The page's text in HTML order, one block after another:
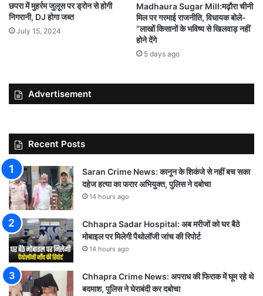
छपरा में मुहर्रम जुलूस पर ड्रोन से होगी
निगरानी, DJ होगा जब्त
July 15, 2024
Madhaura Sugar Mill:मढ़ौरा चीनी
मिल पर गरमाई राजनीति, विधायक बोले-
“लाखों किसानों के भविष्य से खिलवाड़ नहीं
होने देंगे
5 days ago
Advertisement
Recent Posts
Saran Crime News: कानून के शिकंजे से नहीं बच सका
दहेज हत्या का फरार अभियुक्त, पुलिस ने दबोचा
14 hours ago
Chhapra Sadar Hospital: अब मरीजों को घर बैठे
मोबाइल पर मिलेगी पैथोलॉजी जांच की रिपोर्ट
14 hours ago
Chhapra Crime News: अपराध की फिराक में घूम रहे थे
बदमाश, पुलिस ने घेराबंदी कर दबोचा